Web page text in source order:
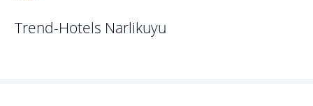
Trend-Hotels Narlikuyu